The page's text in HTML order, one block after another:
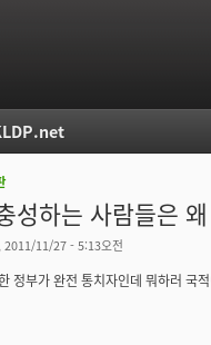
성하는 사람들은
2011/11/27 - 5:13오전
정부가 완전 통치자인데 뭐하러 국